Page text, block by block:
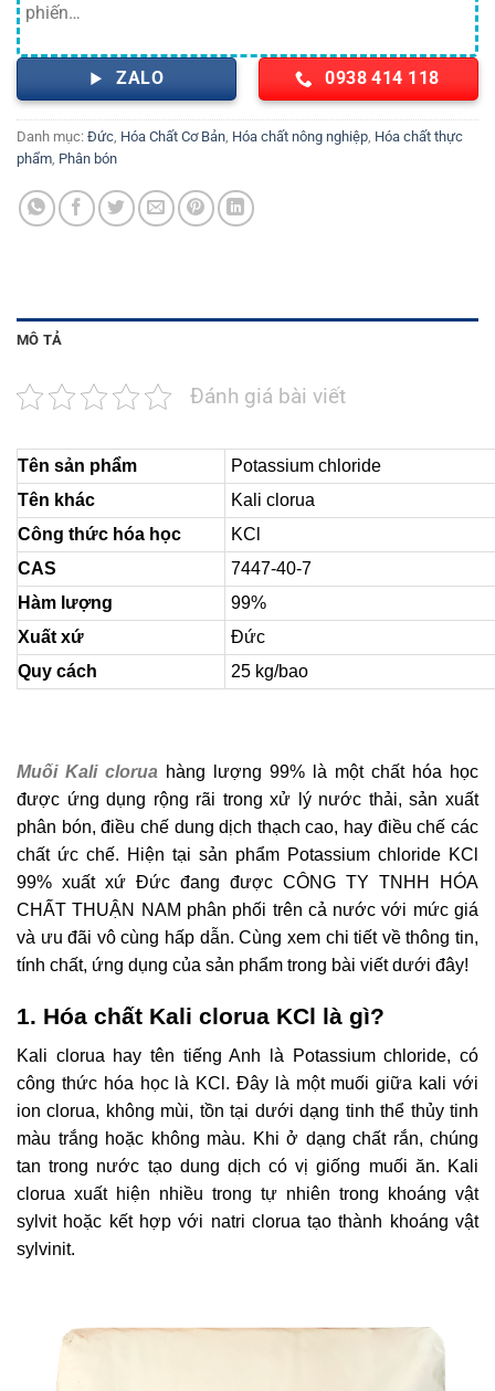
phiến…
ZALO 0938 414 118
Danh mục: Đức Hóa Chất Cơ Bản Hóa chất nông nghiệp Hóa chất thực
phẩm Phân bón
MÔ TẢ
Đánh giá bài viết
Tên sản phẩm
Potassium chloride
Tên khác
Kali clorua
Công thức hóa học
KCl
CAS
7447-40-7
Hàm lượng
99%
Xuất xứ
Đức
Quy cách
25 kg/bao
Muối Kali clorua hàng lượng 99% là một chất hóa học
được ứng dụng rộng rãi trong xử lý nước thải, sản xuất
phân bón, điều chế dung dịch thạch cao, hay điều chế các
chất ức chế. Hiện tại sản phẩm Potassium chloride KCl
99% xuất xứ Đức đang được CÔNG TY TNHH HÓA
CHẤT THUẬN NAM phân phối trên cả nước với mức giá
và ưu đãi vô cùng hấp dẫn. Cùng xem chi tiết về thông tin,
tính chất, ứng dụng của sản phẩm trong bài viết dưới đây!
1. Hóa chất Kali clorua KCl là gì?
Kali clorua hay tên tiếng Anh là Potassium chloride, có
công thức hóa học là KCl. Đây là một muối giữa kali với
ion clorua, không mùi, tồn tại dưới dạng tinh thể thủy tinh
màu trắng hoặc không màu. Khi ở dạng chất rắn, chúng
tan trong nước tạo dung dịch có vị giống muối ăn. Kali
clorua xuất hiện nhiều trong tự nhiên trong khoáng vật
sylvit hoặc kết hợp với natri clorua tạo thành khoáng vật
sylvinit.